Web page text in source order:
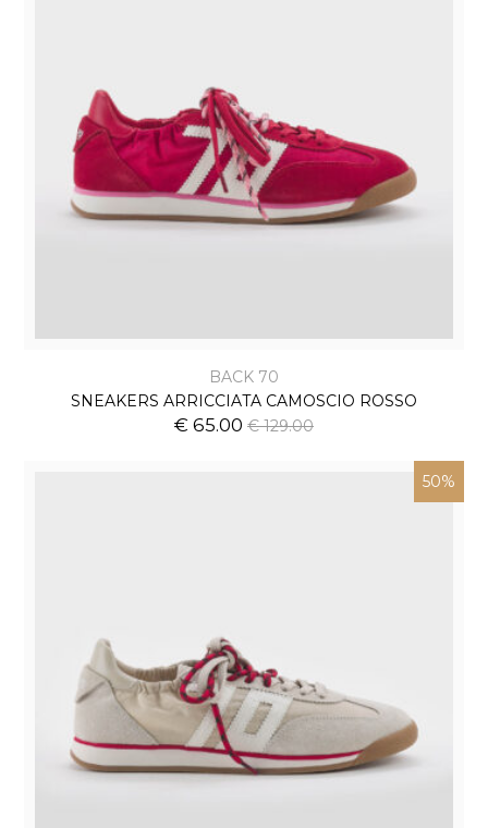
BACK 70
SNEAKERS ARRICCIATA CAMOSCIO ROSSO
€ 65.00 € 129.00
50%